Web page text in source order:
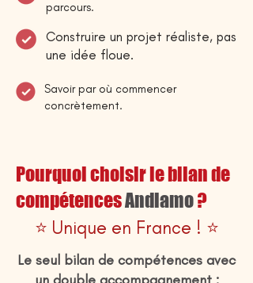
parcours.
Construire un projet réaliste, pas
une idée floue.
Savoir par où commencer
concrètement.
Pourquoi choisir le bilan de
compétencesAndiamo?
⭐️ Unique en France ! ⭐️
Le seul bilan de compétences avec